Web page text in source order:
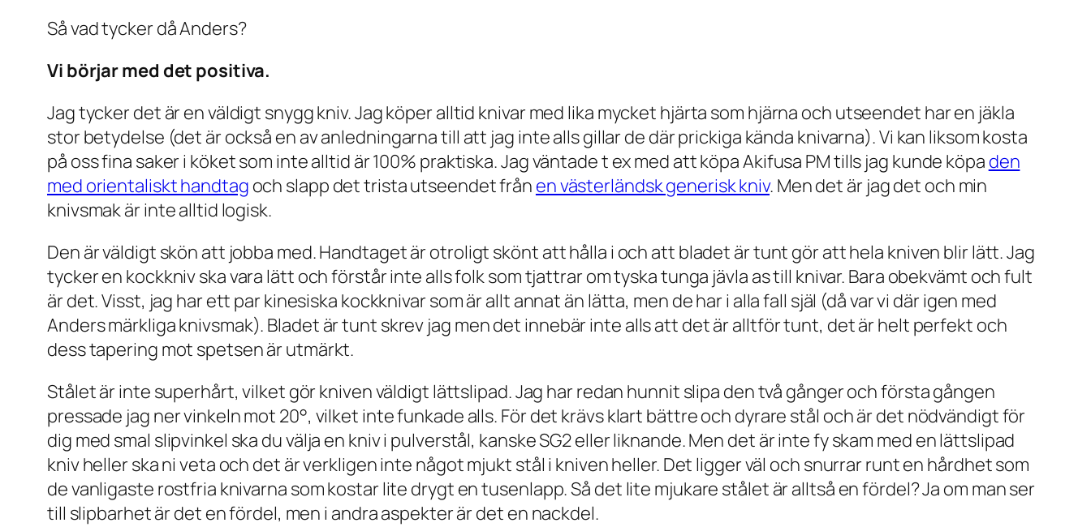
Så vad tycker då Anders?
Vi börjar med det positiva.
Jag tycker det är en väldigt snygg kniv. Jag köper alltid knivar med lika mycket hjärta som hjärna och utseendet har en jäkla
stor betydelse (det är också en av anledningarna till att jag inte alls gillar de där prickiga kända knivarna). Vi kan liksom kosta
på oss fina saker i köket som inte alltid är 100% praktiska. Jag väntade t ex med att köpa Akifusa PM tills jag kunde köpa den
med orientaliskt handtag och slapp det trista utseendet från en västerländsk generisk kniv. Men det är jag det och min
knivsmak är inte alltid logisk.
Den är väldigt skön att jobba med. Handtaget är otroligt skönt att hålla i och att bladet är tunt gör att hela kniven blir lätt. Jag
tycker en kockkniv ska vara lätt och förstår inte alls folk som tjattrar om tyska tunga jävla as till knivar. Bara obekvämt och fult
är det. Visst, jag har ett par kinesiska kockknivar som är allt annat än lätta, men de har i alla fall själ (då var vi där igen med
Anders märkliga knivsmak). Bladet är tunt skrev jag men det innebär inte alls att det är alltför tunt, det är helt perfekt och
dess tapering mot spetsen är utmärkt.
Stålet är inte superhårt, vilket gör kniven väldigt lättslipad. Jag har redan hunnit slipa den två gånger och första gången
pressade jag ner vinkeln mot 20°, vilket inte funkade alls. För det krävs klart bättre och dyrare stål och är det nödvändigt för
dig med smal slipvinkel ska du välja en kniv i pulverstål, kanske SG2 eller liknande. Men det är inte fy skam med en lättslipad
kniv heller ska ni veta och det är verkligen inte något mjukt stål i kniven heller. Det ligger väl och snurrar runt en hårdhet som
de vanligaste rostfria knivarna som kostar lite drygt en tusenlapp. Så det lite mjukare stålet är alltså en fördel? Ja om man ser
till slipbarhet är det en fördel, men i andra aspekter är det en nackdel.